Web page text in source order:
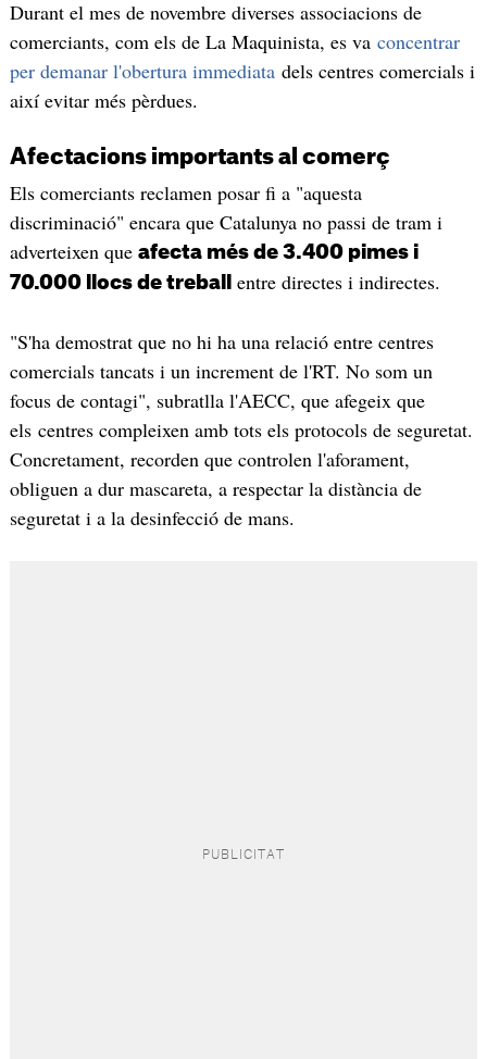
Durant el mes de novembre diverses associacions de
comerciants, com els de La Maquinista, es va concentrar
per demanar l'obertura immediatadels centres comercials i
així evitar més pèrdues.
Afectacions importants al comerç
Els comerciants reclamen posar fi a "aquesta
discriminació" encara que Catalunya no passi de tram i
adverteixen que afecta més de 3.400 pimes i
70.000 llocs de treball entre directes i indirectes.
"S'ha demostrat que no hi ha una relació entre centres
comercials tancats i un increment de l'RT. No som un
focus de contagi", subratlla l'AECC, que afegeix que
els centres compleixen amb tots els protocols de seguretat.
Concretament, recorden que controlen l'aforament,
obliguen a dur mascareta, a respectar la distància de
seguretat i a la desinfecció de mans.